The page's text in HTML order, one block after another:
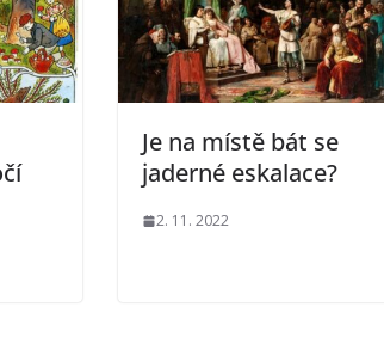
Je na místě bát se
jaderné eskalace?
2. 11. 2022